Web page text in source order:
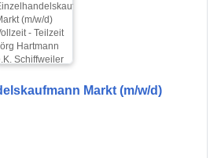
Markt (m/w/d)